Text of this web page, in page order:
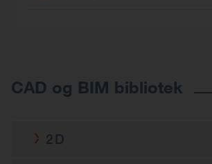
CAD og BIM bibliotek
2D